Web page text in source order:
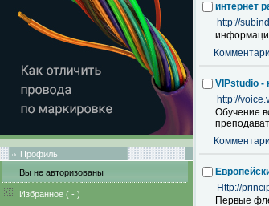
Профиль
Вы не авторизованы
Избранное ( - )
интернет
http://
VIPstudio -
http://
Обучение
Http://
Первые